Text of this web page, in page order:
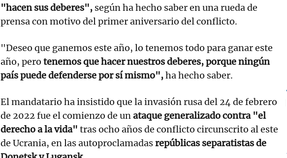
"hacen sus deberes", según ha hecho saber en una rueda de
prensa con motivo del primer aniversario del conflicto.
"Deseo que ganemos este año, lo tenemos todo para ganar este
año, pero tenemos que hacer nuestros deberes, porque ningún
país puede defenderse por sí mismo",ha hecho saber.
El mandatario ha insistido que la invasión rusa del 24 de febrero
de 2022 fue el comienzo de unataque generalizado contra "el
derecho a la vida" tras ocho años de conflicto circunscrito al este
de Ucrania, en las autoproclamadasrepúblicas separatistas de